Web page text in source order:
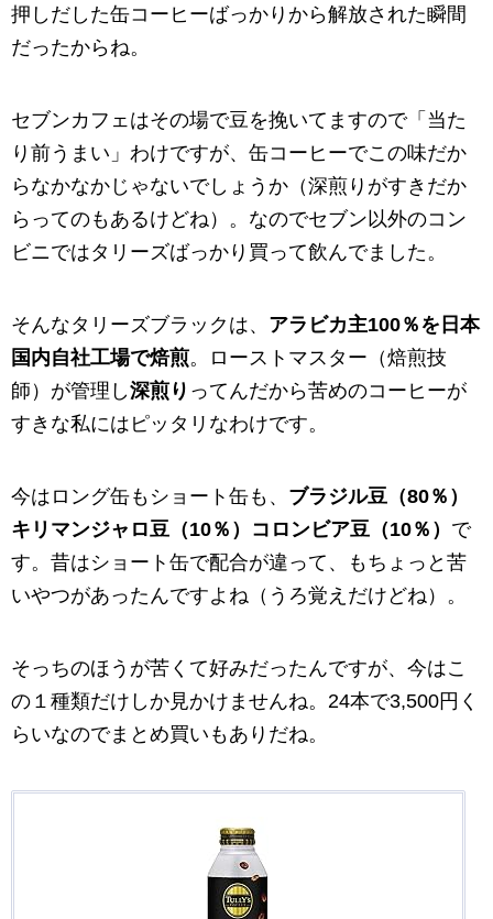
押しだした缶コーヒーばっかりから解放された瞬間
だったからね。
セブンカフェはその場で豆を挽いてますので「当た
り前うまい」わけですが、缶コーヒーでこの味だか
らなかなかじゃないでしょうか（深煎りがすきだか
らってのもあるけどね）。なのでセブン以外のコン
ビニではタリーズばっかり買って飲んでました。
そんなタリーズブラックは、 アラビカ主100％を日本
国内自社工場で焙煎。ローストマスター（焙煎技
師）が管理し深煎り ってんだから苦めのコーヒーが
すきな私にはピッタリなわけです。
今はロング缶もショート缶も、 ブラジル豆（80％）
キリマンジャロ豆（10％）コロンビア豆（10％） で
す。昔はショート缶で配合が違って、もちょっと苦
いやつがあったんですよね（うろ覚えだけどね）。
そっちのほうが苦くて好みだったんですが、今はこ
の１種類だけしか見かけませんね。24本で3,500円く
らいなのでまとめ買いもありだね。